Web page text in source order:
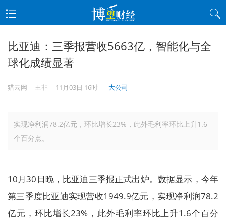
比亚迪：三季报营收5663亿，智能化与全
球化成绩显著
猎云网 王非 11月03日 16时 大公司
实现净利润78.2亿元，环比增长23%，此外毛利率环比上升1.6
个百分点。
10月30日晚，比亚迪三季报正式出炉。数据显示，今年
第三季度比亚迪实现营收1949.9亿元，实现净利润78.2
亿元，环比增长23%，此外毛利率环比上升1.6个百分